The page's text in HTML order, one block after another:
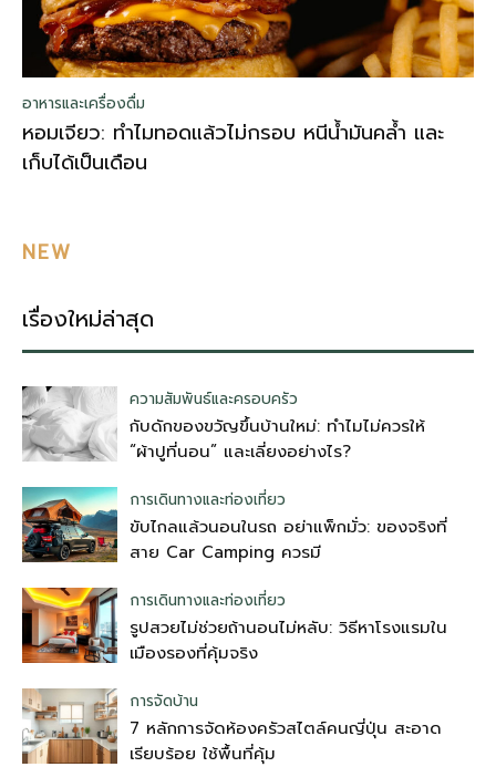
อาหารและเครื่องดื่ม
หอมเจียว: ทำไมทอดแล้วไม่กรอบ หนีน้ำมันคล้ำ และ
เก็บได้เป็นเดือน
NEW
เรื่องใหม่ล่าสุด
ความสัมพันธ์และครอบครัว
กับดักของขวัญขึ้นบ้านใหม่: ทำไมไม่ควรให้
“ผ้าปูที่นอน” และเลี่ยงอย่างไร?
การเดินทางและท่องเที่ยว
ขับไกลแล้วนอนในรถ อย่าแพ็กมั่ว: ของจริงที่
สาย Car Camping ควรมี
การเดินทางและท่องเที่ยว
รูปสวยไม่ช่วยถ้านอนไม่หลับ: วิธีหาโรงแรมใน
เมืองรองที่คุ้มจริง
การจัดบ้าน
7 หลักการจัดห้องครัวสไตล์คนญี่ปุ่น สะอาด
เรียบร้อย ใช้พื้นที่คุ้ม